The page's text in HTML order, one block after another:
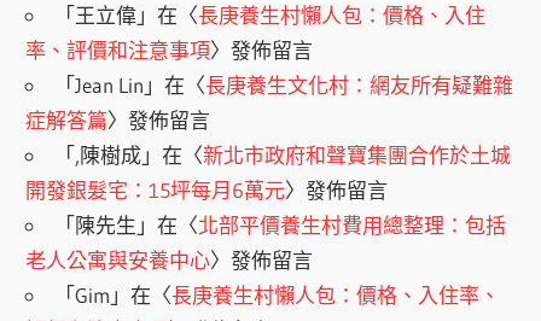
「王立偉」在〈長庚養生村懶人包：價格、入住
率、評價和注意事項〉發佈留言
「Jean Lin 」在〈長庚養生文化村：網友所有疑難雜
症解答篇〉發佈留言
「,陳樹成」在〈新北市政府和聲寶集團合作於土城
開發銀髮宅：15坪每月6萬元〉發佈留言
「陳先生 」在〈北部平價養生村費用總整理：包括
老人公寓與安養中心〉發佈留言
「Gim 」在〈長庚養生村懶人包：價格、入住率、